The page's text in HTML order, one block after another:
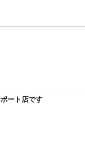
ート店です